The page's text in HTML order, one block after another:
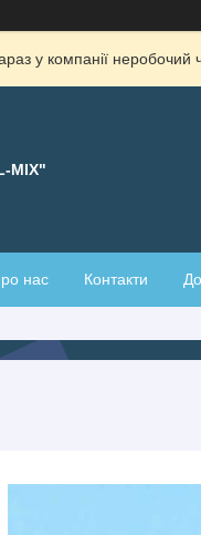
у компанії неробочий
MIX"
нас Контакти